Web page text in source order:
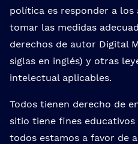
política es responder a los
tomar las medidas
derechos de autor Digital
siglas en inglés) y otras
intelectual aplicables.
Todos tienen derecho de
sitio tiene fines
todos estamos a favor de